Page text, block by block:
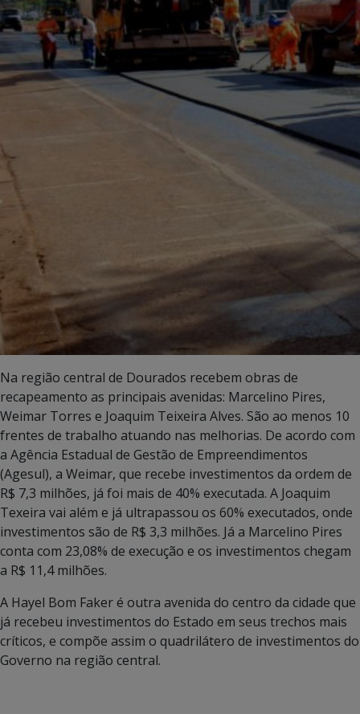
Na região central de Dourados recebem obras de
recapeamento as principais avenidas: Marcelino Pires,
Weimar Torres e Joaquim Teixeira Alves. São ao menos 10
frentes de trabalho atuando nas melhorias. De acordo com
a Agência Estadual de Gestão de Empreendimentos
(Agesul), a Weimar, que recebe investimentos da ordem de
R$ 7,3 milhões, já foi mais de 40% executada. A Joaquim
Texeira vai além e já ultrapassou os 60% executados, onde
investimentos são de R$ 3,3 milhões. Já a Marcelino Pires
conta com 23,08% de execução e os investimentos chegam
a R$ 11,4 milhões.
A Hayel Bom Faker é outra avenida do centro da cidade que
já recebeu investimentos do Estado em seus trechos mais
críticos, e compõe assim o quadrilátero de investimentos do
Governo na região central.